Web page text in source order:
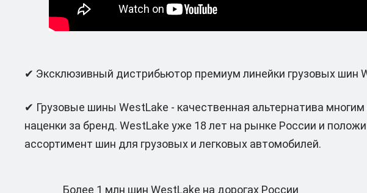
✔ Эксклюзивный дистрибьютор премиум линейки грузовых шин
✔ Грузовые шины WestLake - качественная альтернатива
наценки за бренд. WestLake уже 18 лет на рынке России и
ассортимент шин для грузовых и легковых автомобилей.
Более 1 млн шин WestLake на дорогах России